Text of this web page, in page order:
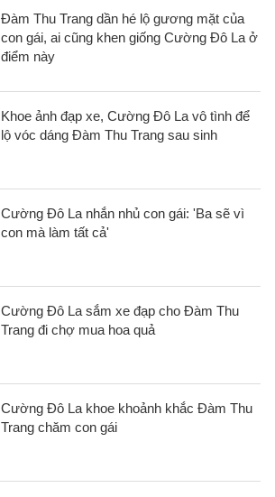
Đàm Thu Trang dần hé lộ gương mặt của
con gái, ai cũng khen giống Cường Đô La ở
điểm này
Khoe ảnh đạp xe, Cường Đô La vô tình để
lộ vóc dáng Đàm Thu Trang sau sinh
Cường Đô La nhắn nhủ con gái: 'Ba sẽ vì
con mà làm tất cả'
Cường Đô La sắm xe đạp cho Đàm Thu
Trang đi chợ mua hoa quả
Cường Đô La khoe khoảnh khắc Đàm Thu
Trang chăm con gái